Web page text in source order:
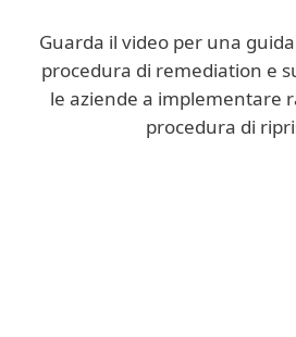
Guarda il video per una guida
procedura di remediation e
le aziende a implementare
procedura di